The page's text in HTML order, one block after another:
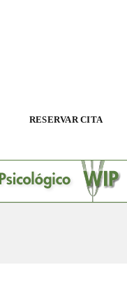
RESERVAR CITA